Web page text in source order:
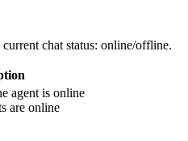
chat status: online/offline.
agent is online
are online